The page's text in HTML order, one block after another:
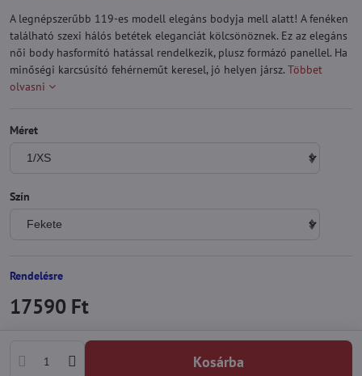
A legnépszerűbb 119-es modell elegáns bodyja mell alatt! A fenéken
található szexi hálós betétek eleganciát kölcsönöznek. Ez az elegáns
női body hasformító hatással rendelkezik, plusz formázó panellel. Ha
minőségi karcsúsító fehérneműt keresel, jó helyen jársz. Többet
olvasni
Méret
Szín
Rendelésre
17590 Ft
Kosárba